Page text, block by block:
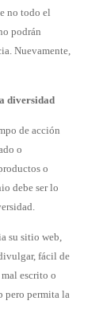
no todo el
podrán
Nuevamente,
diversidad
de acción
o
o
debe ser lo
su sitio web,
fácil de
escrito o
pero permita la